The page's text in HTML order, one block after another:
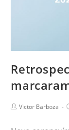
Victor Barboza